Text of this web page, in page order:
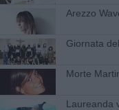
Arezzo
Giornata
Morte
Laureanda